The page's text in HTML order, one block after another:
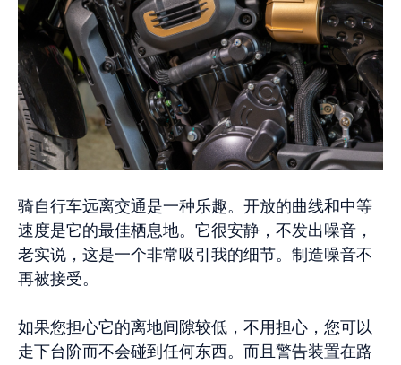
骑自行车远离交通是一种乐趣。开放的曲线和中等
速度是它的最佳栖息地。它很安静，不发出噪音，
老实说，这是一个非常吸引我的细节。制造噪音不
再被接受。
如果您担心它的离地间隙较低，不用担心，您可以
走下台阶而不会碰到任何东西。而且警告装置在路